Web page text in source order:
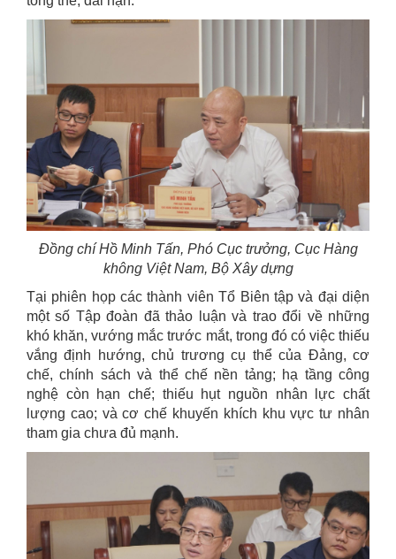
Đồng chí Hồ Minh Tấn, Phó Cục trưởng, Cục Hàng
không Việt Nam, Bộ Xây dựng
Tại phiên họp các thành viên Tổ Biên tập và đại diện
một số Tập đoàn đã thảo luận và trao đổi về những
khó khăn, vướng mắc trước mắt, trong đó có việc thiếu
vắng định hướng, chủ trương cụ thể của Đảng, cơ
chế, chính sách và thể chế nền tảng; hạ tầng công
nghệ còn hạn chế; thiếu hụt nguồn nhân lực chất
lượng cao; và cơ chế khuyến khích khu vực tư nhân
tham gia chưa đủ mạnh.